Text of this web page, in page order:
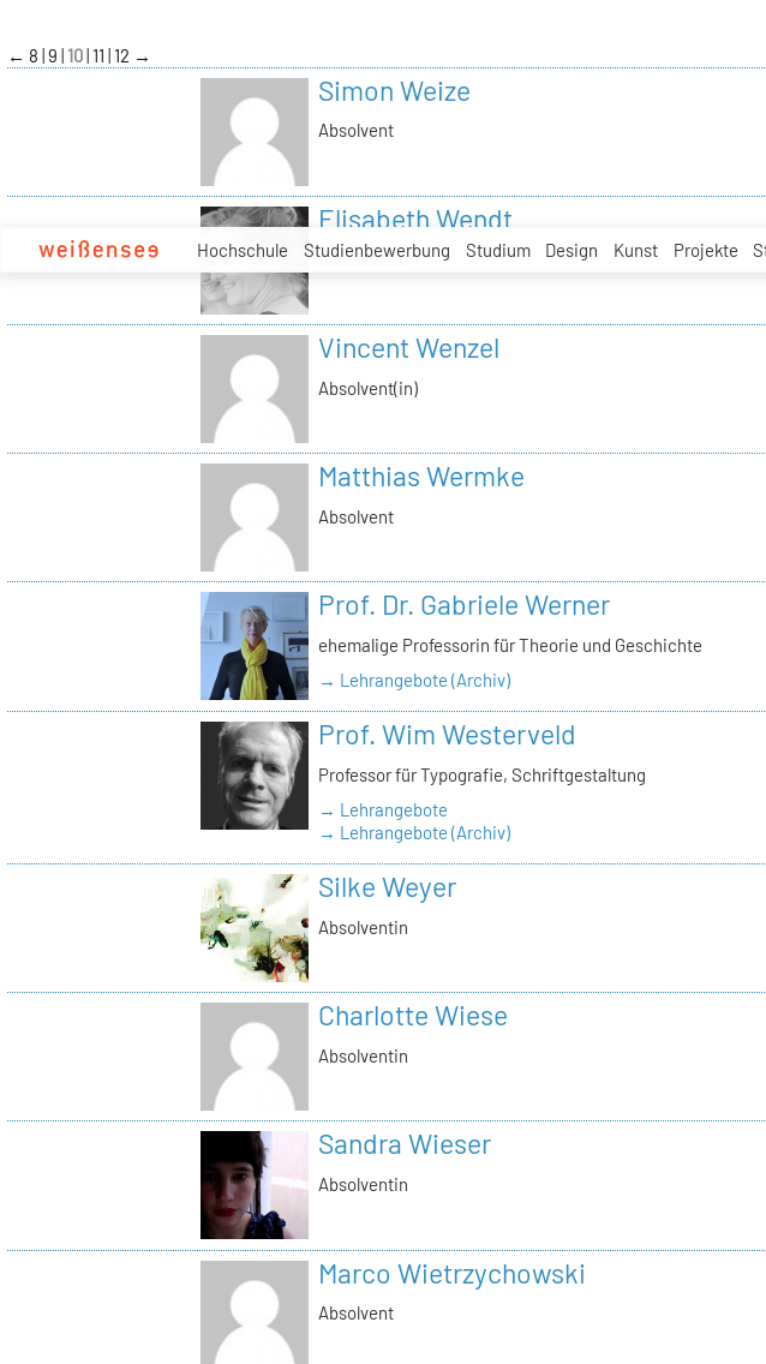
Hochschule Studienbewerbung Studium Design Kunst Projekte
← 8 9 10 11 12 →
Simon Weize
Absolvent
Elisabeth Wendt
Absolventin
Vincent Wenzel
Absolvent(in)
Matthias Wermke
Absolvent
Prof. Dr. Gabriele Werner
ehemalige Professorin für Theorie und Geschichte
→ Lehrangebote (Archiv)
Prof. Wim Westerveld
Professor für Typografie, Schriftgestaltung
→ Lehrangebote
→ Lehrangebote (Archiv)
Silke Weyer
Absolventin
Charlotte Wiese
Absolventin
Sandra Wieser
Absolventin
Marco Wietrzychowski
Absolvent